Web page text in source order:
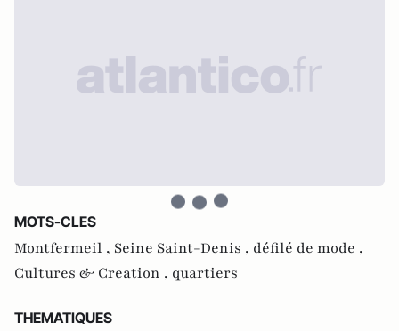
MOTS-CLES
Montfermeil , Seine Saint-Denis , défilé de mode ,
Cultures & Creation , quartiers
THEMATIQUES